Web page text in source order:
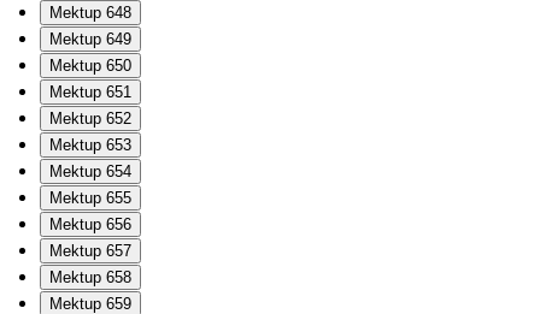
Mektup 648
Mektup 649
Mektup 650
Mektup 651
Mektup 652
Mektup 653
Mektup 654
Mektup 655
Mektup 656
Mektup 657
Mektup 658
Mektup 659